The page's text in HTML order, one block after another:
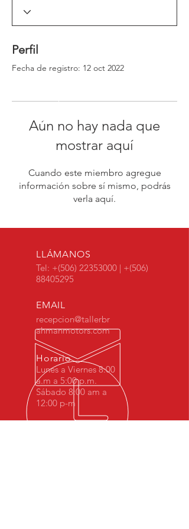
99cb583dfb73"].version;headEl.appendChild(js
visa.session-replays.io/ssr-worker.min", ".js?
99cb583dfb73&v=");</script><!-- VISA Session
Perfil
Fecha de registro: 12 oct 2022
Aún no hay nada que
mostrar aquí
Cuando este miembro agregue
información sobre sí mismo, podrás
verla aquí.
LLÁMANOS
Tel: +(506) 22353000 | +(506)
88405295
EMAIL
recepcion@tallerbr
ahmanmotors.com
Horario
Lunes a Viernes 8:00
a.m a 5:00 p.m.
Sábado 8:00 am a
12:00 p-m